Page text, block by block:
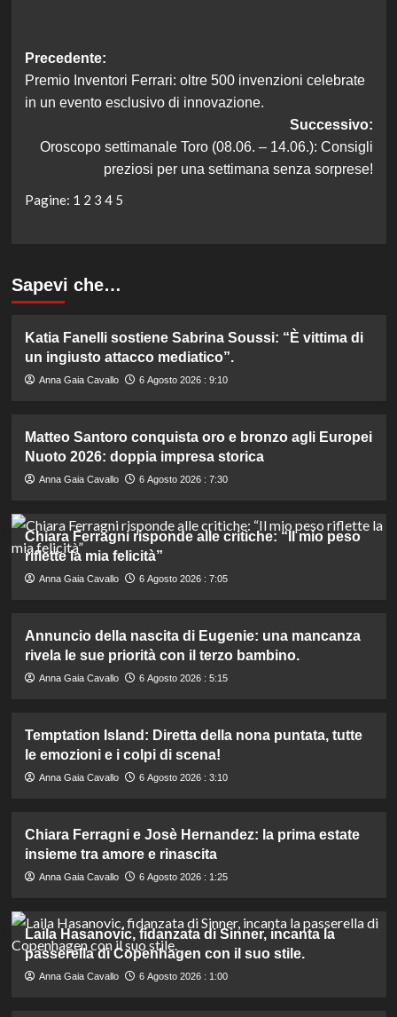
Navigazione
articolo
Precedente:
Premio Inventori Ferrari: oltre 500 invenzioni celebrate
in un evento esclusivo di innovazione.
Successivo:
Oroscopo settimanale Toro (08.06. – 14.06.): Consigli
preziosi per una settimana senza sorprese!
Pagine: 1 2 3 4 5
Sapevi che…
Katia Fanelli sostiene Sabrina Soussi: “È vittima di
un ingiusto attacco mediatico”.
Anna Gaia Cavallo 6 Agosto 2026 : 9:10
Matteo Santoro conquista oro e bronzo agli Europei
Nuoto 2026: doppia impresa storica
Anna Gaia Cavallo 6 Agosto 2026 : 7:30
Chiara Ferragni risponde alle critiche: “Il mio peso
riflette la mia felicità”
Anna Gaia Cavallo 6 Agosto 2026 : 7:05
Annuncio della nascita di Eugenie: una mancanza
rivela le sue priorità con il terzo bambino.
Anna Gaia Cavallo 6 Agosto 2026 : 5:15
Temptation Island: Diretta della nona puntata, tutte
le emozioni e i colpi di scena!
Anna Gaia Cavallo 6 Agosto 2026 : 3:10
Chiara Ferragni e Josè Hernandez: la prima estate
insieme tra amore e rinascita
Anna Gaia Cavallo 6 Agosto 2026 : 1:25
Laila Hasanovic, fidanzata di Sinner, incanta la
passerella di Copenhagen con il suo stile.
Anna Gaia Cavallo 6 Agosto 2026 : 1:00